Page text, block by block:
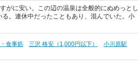
がに安い。この辺の温泉は全般的にぬめっとし
。連休中だったこともあり、混んでいた。小
食事処 三沢 格安（1,000円以下）
小川原駅